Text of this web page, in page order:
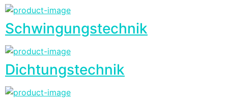
Schwingungstechnik
Dichtungstechnik